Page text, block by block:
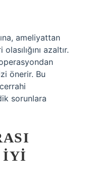
ameliyattan
azaltır.
önerir. Bu
sorunlara
IYI